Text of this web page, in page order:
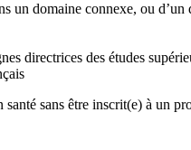
un domaine connexe, ou
directrices des études
sans être inscrit(e) à un